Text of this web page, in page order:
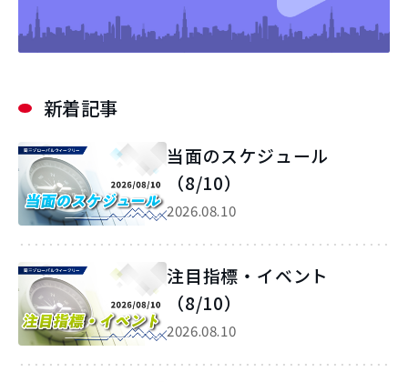
新着記事
当面のスケジュール
（8/10）
2026.08.10
注目指標・イベント
（8/10）
2026.08.10